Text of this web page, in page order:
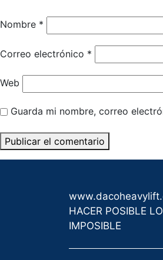
Nombre *
Correo electrónico *
Web
Guarda mi nombre, correo
HACER POSIBLE
IMPOSIBLE